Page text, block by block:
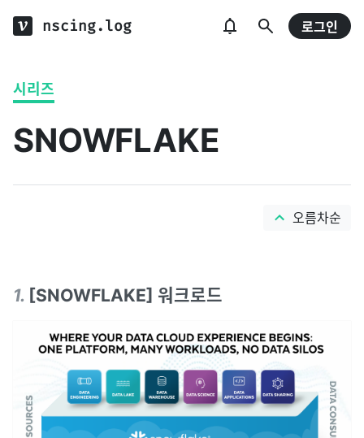
nscing.log 로그인
시리즈
SNOWFLAKE
오름차순
1. [SNOWFLAKE] 워크로드